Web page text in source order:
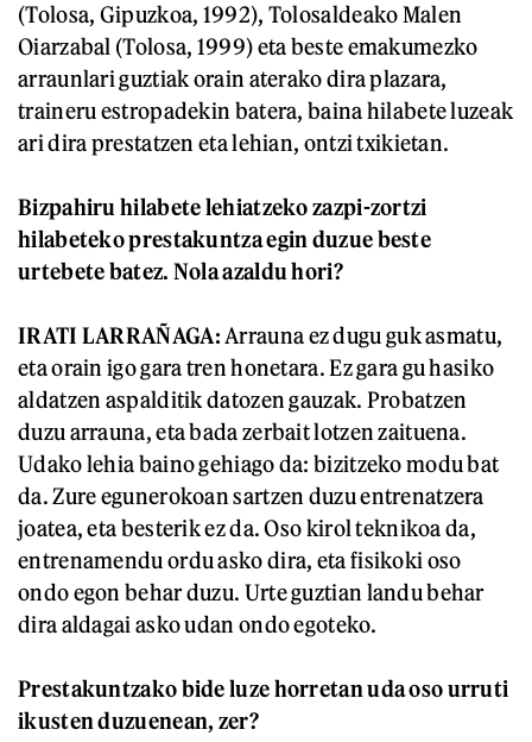
(Tolosa, Gipuzkoa, 1992), Tolosaldeako Malen
Oiarzabal (Tolosa, 1999) eta beste emakumezko
arraunlari guztiak orain aterako dira plazara,
traineru estropadekin batera, baina hilabete luzeak
ari dira prestatzen eta lehian, ontzi txikietan.
Bizpahiru hilabete lehiatzeko zazpi-zortzi
hilabeteko prestakuntza egin duzue beste
urtebete batez. Nola azaldu hori?
IRATI LARRAÑAGA: Arrauna ez dugu guk asmatu,
eta orain igo gara tren honetara. Ez gara gu hasiko
aldatzen aspalditik datozen gauzak. Probatzen
duzu arrauna, eta bada zerbait lotzen zaituena.
Udako lehia baino gehiago da: bizitzeko modu bat
da. Zure egunerokoan sartzen duzu entrenatzera
joatea, eta besterik ez da. Oso kirol teknikoa da,
entrenamendu ordu asko dira, eta fisikoki oso
ondo egon behar duzu. Urte guztian landu behar
dira aldagai asko udan ondo egoteko.
Prestakuntzako bide luze horretan uda oso urruti
ikusten duzuenean, zer?